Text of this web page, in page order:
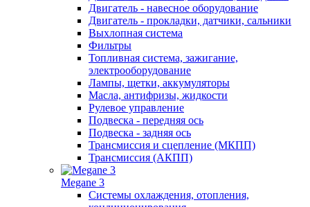
Двигатель - навесное оборудование
Двигатель - прокладки, датчики, сальники
Выхлопная система
Фильтры
Топливная система, зажигание,
электрооборудование
Лампы, щетки, аккумуляторы
Масла, антифризы, жидкости
Рулевое управление
Подвеска - передняя ось
Подвеска - задняя ось
Трансмиссия и сцепление (МКПП)
Трансмиссия (АКПП)
Megane 3
Системы охлаждения, отопления,